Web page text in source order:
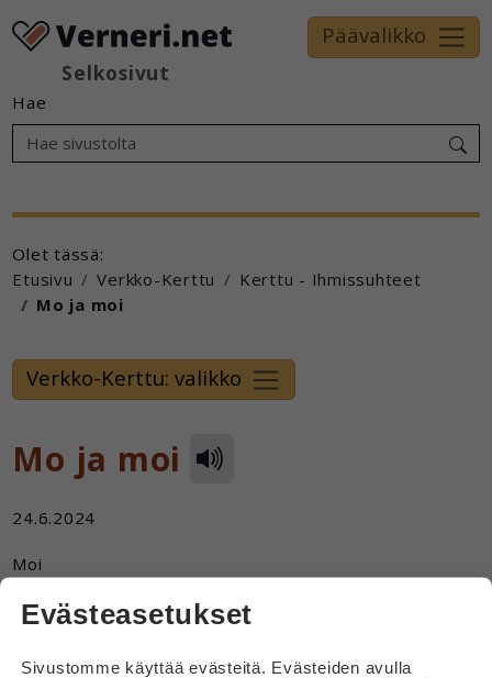
Selkosivut
Päävalikko
Hae
Olet tässä:
Etusivu
Verkko-Kerttu
Kerttu - Ihmissuhteet
Mo ja moi
Verkko-Kerttu: valikko
Mo ja moi
24.6.2024
Moi
Miksi jotkut sanoo mo, vaikka se kuuluisi sanoa moi?
Evästeasetukset
Sivustomme käyttää evästeitä. Evästeiden avulla